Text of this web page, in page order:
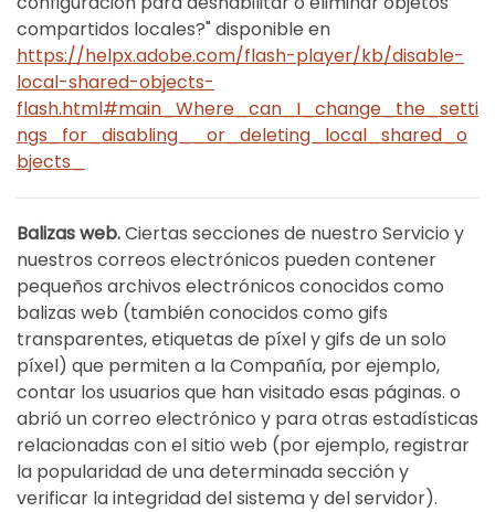
compartidos locales?" disponible en
https://helpx.adobe.com/flash-player/kb/disable-
local-shared-objects-
flash.html#main_Where_can_I_change_the_setti
ngs_for_disabling__or_deleting_local_shared_o
bjects_
Balizas web.Ciertas secciones de nuestro Servicio y
nuestros correos electrónicos pueden contener
pequeños archivos electrónicos conocidos como
balizas web (también conocidos como gifs
transparentes, etiquetas de píxel y gifs de un solo
píxel) que permiten a la Compañía, por ejemplo,
contar los usuarios que han visitado esas páginas. o
abrió un correo electrónico y para otras estadísticas
relacionadas con el sitio web (por ejemplo, registrar
la popularidad de una determinada sección y
verificar la integridad del sistema y del servidor).